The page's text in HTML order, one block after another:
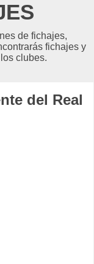
de fichajes,
fichajes y
clubes.
del Real